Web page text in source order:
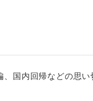
国内回帰などの思